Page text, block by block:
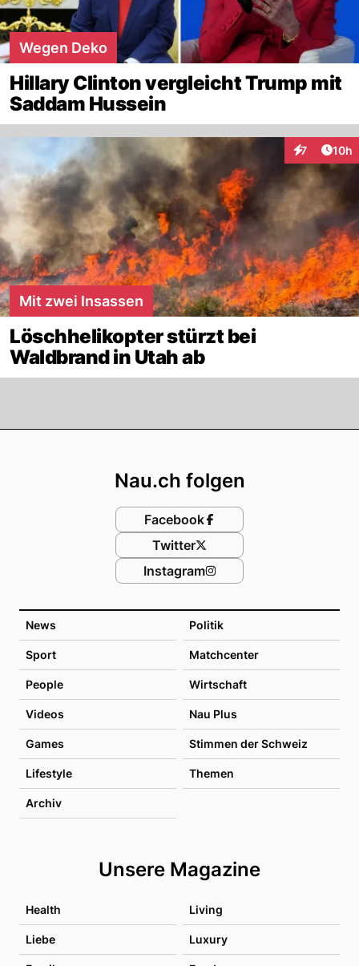
Wegen Deko
Hillary Clinton vergleicht Trump mit
Saddam Hussein
7 10h
Mit zwei Insassen
Löschhelikopter stürzt bei
Waldbrand in Utah ab
News Politik
Sport Matchcenter
People Wirtschaft
Videos Nau Plus
Games Stimmen der Schweiz
Lifestyle Themen
Archiv
Unsere Magazine
Health Living
Liebe Luxury
Nau.ch folgen
Facebook
Twitter
Instagram